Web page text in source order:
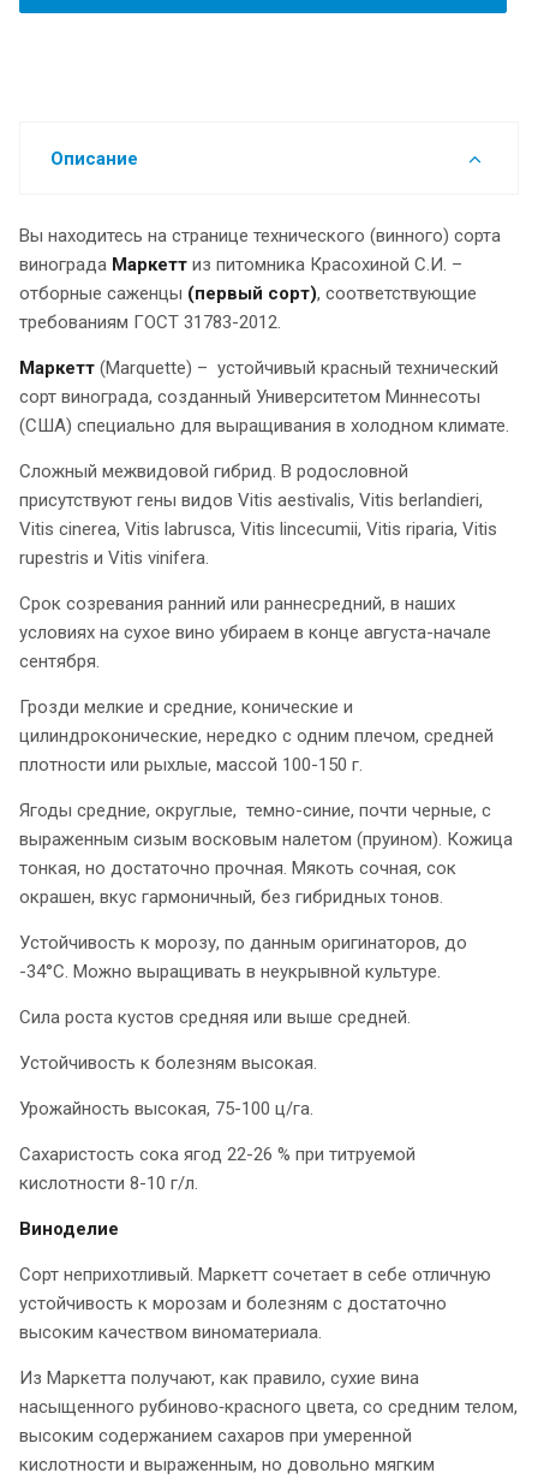
Описание
Вы находитесь на странице технического (винного) сорта
винограда Маркетт из питомника Красохиной С.И. –
отборные саженцы (первый сорт), соответствующие
требованиям ГОСТ 31783-2012.
Маркетт (Marquette) – устойчивый красный технический
сорт винограда, созданный Университетом Миннесоты
(США) специально для выращивания в холодном климате.
Сложный межвидовой гибрид. В родословной
присутствуют гены видов Vitis aestivalis, Vitis berlandieri,
Vitis cinerea, Vitis labrusca, Vitis lincecumii, Vitis riparia, Vitis
rupestris и Vitis vinifera.
Срок созревания ранний или раннесредний, в наших
условиях на сухое вино убираем в конце августа-начале
сентября.
Грозди мелкие и средние, конические и
цилиндроконические, нередко с одним плечом, средней
плотности или рыхлые, массой 100-150 г.
Ягоды средние, округлые, темно-синие, почти черные, с
выраженным сизым восковым налетом (пруином). Кожица
тонкая, но достаточно прочная. Мякоть сочная, сок
окрашен, вкус гармоничный, без гибридных тонов.
Устойчивость к морозу, по данным оригинаторов, до
-34°С. Можно выращивать в неукрывной культуре.
Сила роста кустов средняя или выше средней.
Устойчивость к болезням высокая.
Урожайность высокая, 75-100 ц/га.
Сахаристость сока ягод 22-26 % при титруемой
кислотности 8-10 г/л.
Виноделие
Сорт неприхотливый. Маркетт сочетает в себе отличную
устойчивость к морозам и болезням с достаточно
высоким качеством виноматериала.
Из Маркетта получают, как правило, сухие вина
насыщенного рубиново‑красного цвета, со средним телом,
высоким содержанием сахаров при умеренной
кислотности и выраженным, но довольно мягким